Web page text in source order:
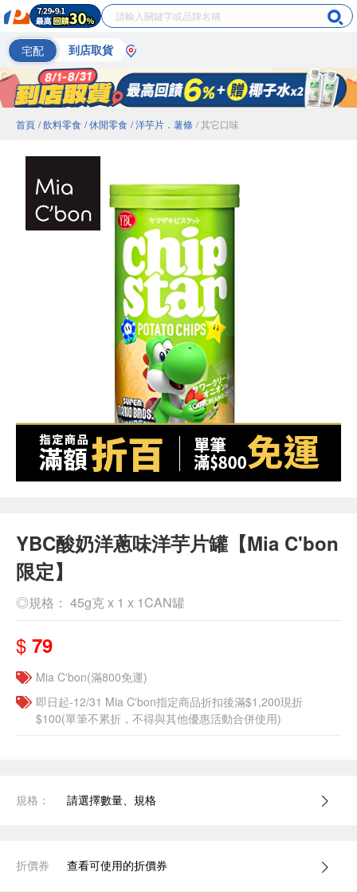
宅配 到店取貨
首頁 / 飲料零食 / 休閒零食 / 洋芋片．薯條 / 其它口味
YBC酸奶洋蔥味洋芋片罐【Mia C'bon
限定】
◎規格： 45g克 x 1 x 1CAN罐
$ 79
Mia C'bon(滿800免運)
即日起-12/31 Mia C'bon指定商品折扣後滿$1,200現折
$100(單筆不累折，不得與其他優惠活動合併使用)
規格： 請選擇數量、規格
折價券 查看可使用的折價券